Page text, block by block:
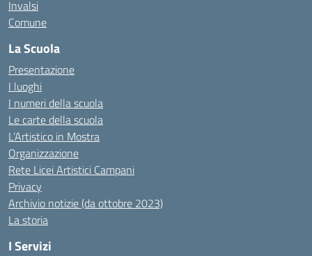
Invalsi
Comune
La Scuola
Presentazione
I luoghi
I numeri della scuola
Le carte della scuola
L’Artistico in Mostra
Organizzazione
Rete Licei Artistici Campani
Privacy
Archivio notizie (da ottobre 2023)
La storia
I Servizi